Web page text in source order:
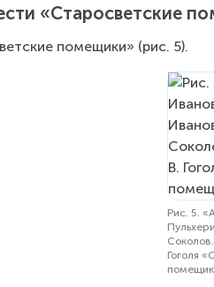
«Старосветские
помещики» (рис. 5).
Рис. 5.
Гоголя